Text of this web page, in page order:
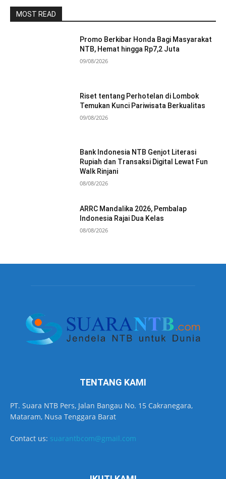
MOST READ
Promo Berkibar Honda Bagi Masyarakat
NTB, Hemat hingga Rp7,2 Juta
09/08/2026
Riset tentang Perhotelan di Lombok
Temukan Kunci Pariwisata Berkualitas
09/08/2026
Bank Indonesia NTB Genjot Literasi
Rupiah dan Transaksi Digital Lewat Fun
Walk Rinjani
08/08/2026
ARRC Mandalika 2026, Pembalap
Indonesia Rajai Dua Kelas
08/08/2026
TENTANG KAMI
PT. Suara NTB Pers, Jalan Bangau No. 15 Cakranegara,
Mataram, Nusa Tenggara Barat
Contact us: suarantbcom@gmail.com